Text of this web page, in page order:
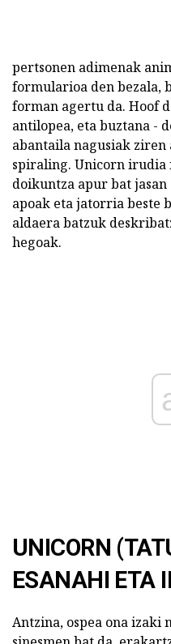
pertsonen adimenak
formularioa den bezala,
forman agertu da. Hoof
antilopea, eta buztana -
abantaila nagusiak
spiraling. Unicorn
doikuntza apur bat
apoak eta jatorria beste
aldaera batzuk
hegoak.
UNICORN
ESANAHI ETA
Antzina, ospea ona izaki